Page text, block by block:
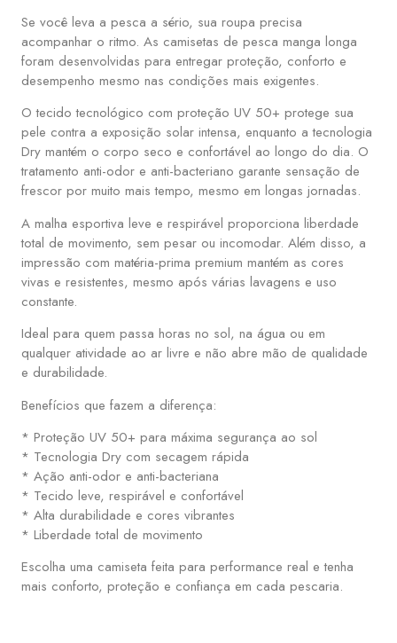
Se você leva a pesca a sério, sua roupa precisa
acompanhar o ritmo. As camisetas de pesca manga longa
foram desenvolvidas para entregar proteção, conforto e
desempenho mesmo nas condições mais exigentes.
O tecido tecnológico com proteção UV 50+ protege sua
pele contra a exposição solar intensa, enquanto a tecnologia
Dry mantém o corpo seco e confortável ao longo do dia. O
tratamento anti-odor e anti-bacteriano garante sensação de
frescor por muito mais tempo, mesmo em longas jornadas.
A malha esportiva leve e respirável proporciona liberdade
total de movimento, sem pesar ou incomodar. Além disso, a
impressão com matéria-prima premium mantém as cores
vivas e resistentes, mesmo após várias lavagens e uso
constante.
Ideal para quem passa horas no sol, na água ou em
qualquer atividade ao ar livre e não abre mão de qualidade
e durabilidade.
Benefícios que fazem a diferença:
* Proteção UV 50+ para máxima segurança ao sol
* Tecnologia Dry com secagem rápida
* Ação anti-odor e anti-bacteriana
* Tecido leve, respirável e confortável
* Alta durabilidade e cores vibrantes
* Liberdade total de movimento
Escolha uma camiseta feita para performance real e tenha
mais conforto, proteção e confiança em cada pescaria.